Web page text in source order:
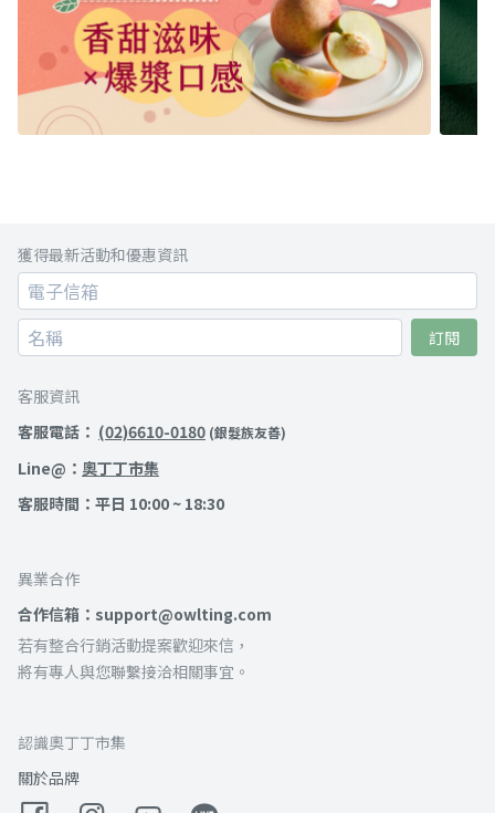
獲得最新活動和優惠資訊
訂閱
客服資訊
客服電話： (02)6610-0180 (銀髮族友善)
Line@： 奧丁丁市集
客服時間：平日 10:00 ~ 18:30
異業合作
合作信箱：support@owlting.com
若有整合行銷活動提案歡迎來信，
將有專人與您聯繫接洽相關事宜。
認識奧丁丁市集
關於品牌